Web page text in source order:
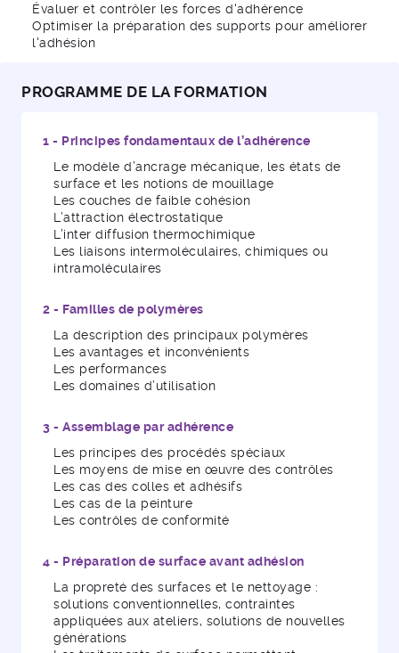
Évaluer et contrôler les forces d'adhérence
Optimiser la préparation des supports pour améliorer
l'adhésion
PROGRAMME DE LA FORMATION
1 - Principes fondamentaux de l’adhérence
Le modèle d’ancrage mécanique, les états de
surface et les notions de mouillage
Les couches de faible cohésion
L’attraction électrostatique
L’inter diffusion thermochimique
Les liaisons intermoléculaires, chimiques ou
intramoléculaires
2 - Familles de polymères
La description des principaux polymères
Les avantages et inconvénients
Les performances
Les domaines d’utilisation
3 - Assemblage par adhérence
Les principes des procédés spéciaux
Les moyens de mise en œuvre des contrôles
Les cas des colles et adhésifs
Les cas de la peinture
Les contrôles de conformité
4 - Préparation de surface avant adhésion
La propreté des surfaces et le nettoyage :
solutions conventionnelles, contraintes
appliquées aux ateliers, solutions de nouvelles
générations